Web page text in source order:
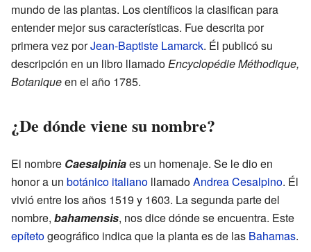
mundo de las plantas. Los científicos la clasifican para
entender mejor sus características. Fue descrita por
primera vez porJean-Baptiste Lamarck. Él publicó su
descripción en un libro llamadoEncyclopédie Méthodique,
Botaniqueen el año 1785.
¿De dónde viene su nombre?
El nombre Caesalpiniaes un homenaje. Se le dio en
honor a un botánico italiano llamadoAndrea Cesalpino. Él
vivió entre los años 1519 y 1603. La segunda parte del
nombre, bahamensis, nos dice dónde se encuentra. Este
epítetogeográfico indica que la planta es de las Bahamas.